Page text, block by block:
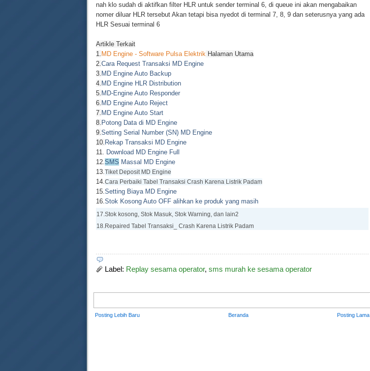
nah klo sudah di aktifkan filter HLR untuk sender terminal 6, di queue ini akan mengabaikan
nomer diluar HLR tersebut Akan tetapi bisa nyedot di terminal 7, 8, 9 dan seterusnya yang ada
HLR Sesuai terminal 6
Artikle Terkait
1. MD Engine - Software Pulsa Elektrik Halaman Utama
2.Cara Request Transaksi MD Engine
3. MD Engine Auto Backup
4. MD Engine HLR Distribution
5. MD-Engine Auto Responder
6. MD Engine Auto Reject
7. MD Engine Auto Start
8. Potong Data di MD Engine
9.Setting Serial Number (SN) MD Engine
10. Rekap Transaksi MD Engine
11. Download MD Engine Full
12.SMS Massal MD Engine
13.Tiket Deposit MD Engine
14.Cara Perbaiki Tabel Transaksi Crash Karena Listrik Padam
15.Setting Biaya MD Engine
16.Stok Kosong Auto OFF alihkan ke produk yang masih
17.Stok kosong, Stok Masuk, Stok Warning, dan lain2
18.Repaired Tabel Transaksi_ Crash Karena Listrik Padam
Label: Replay sesama operator, sms murah ke sesama operator
Posting Lebih Baru Posting Lama
Beranda